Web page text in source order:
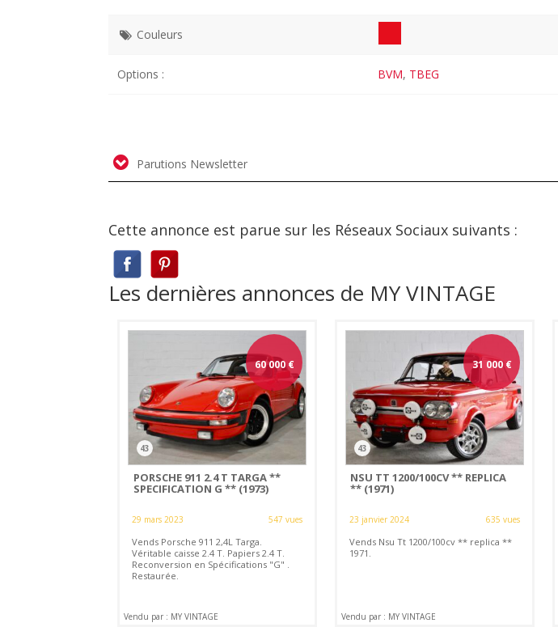
Couleurs
Options : BVM, TBEG
Parutions Newsletter
Cette annonce est parue sur les Réseaux Sociaux suivants :
Les dernières annonces de MY VINTAGE
60 000€
43
PORSCHE 911 2.4 T TARGA **
SPECIFICATION G ** (1973)
29 mars 2023 547 vues
Vends Porsche 911 2,4L Targa.
Véritable caisse 2.4 T. Papiers 2.4 T.
Reconversion en Spécifications "G" .
Restaurée.
Vendu par : MY VINTAGE
31 000€
43
NSU TT 1200/100CV ** REPLICA
** (1971)
23 janvier 2024 635 vues
Vends Nsu Tt 1200/100cv ** replica **
1971.
Vendu par : MY VINTAGE